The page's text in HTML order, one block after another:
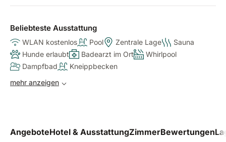
Beliebteste Ausstattung
WLAN kostenlos Pool Zentrale Lage
Sauna
Hunde erlaubt
Badearzt im Ort
Whirlpool
Dampfbad
Kneippbecken
mehr anzeigen
AngeboteHotel & AusstattungZimmerBewertungen